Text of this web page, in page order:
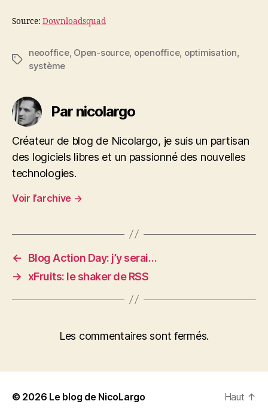
Source: Downloadsquad
Étiquettes
neooffice, Open-source, openoffice, optimisation,
système
Par nicolargo
Créateur de blog de Nicolargo, je suis un partisan
des logiciels libres et un passionné des nouvelles
technologies.
Voir l’archive →
←
Blog Action Day: j’y serai…
→ xFruits: le shaker de RSS
Les commentaires sont fermés.
© 2026 Le blog de NicoLargo Haut ↑